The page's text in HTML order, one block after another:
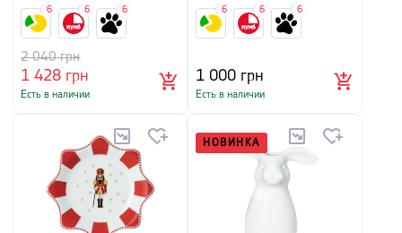
1 428 грн
2 040грн
Есть в наличии
6 6 6
1 000 грн
Есть в наличии
6 6 6
НОВИНКА